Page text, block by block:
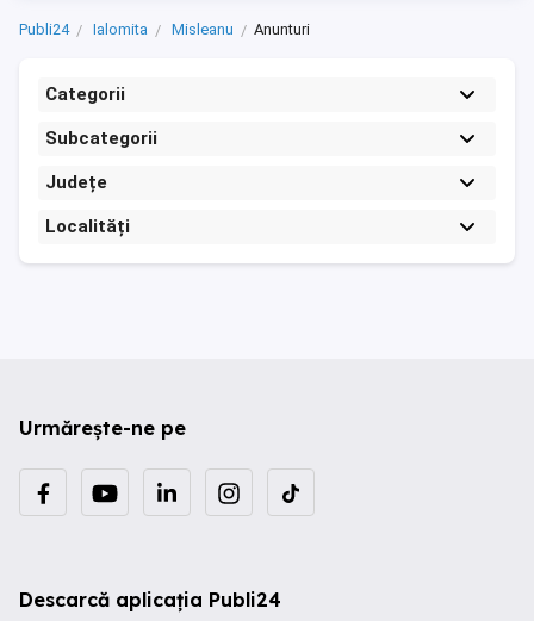
Publi24 Ialomita Misleanu Anunturi
Categorii
Subcategorii
Județe
Localități
Urmărește-ne pe
Descarcă aplicația Publi24